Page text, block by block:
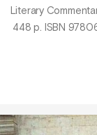
Literary
448 p. ISBN